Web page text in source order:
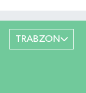
TRABZON